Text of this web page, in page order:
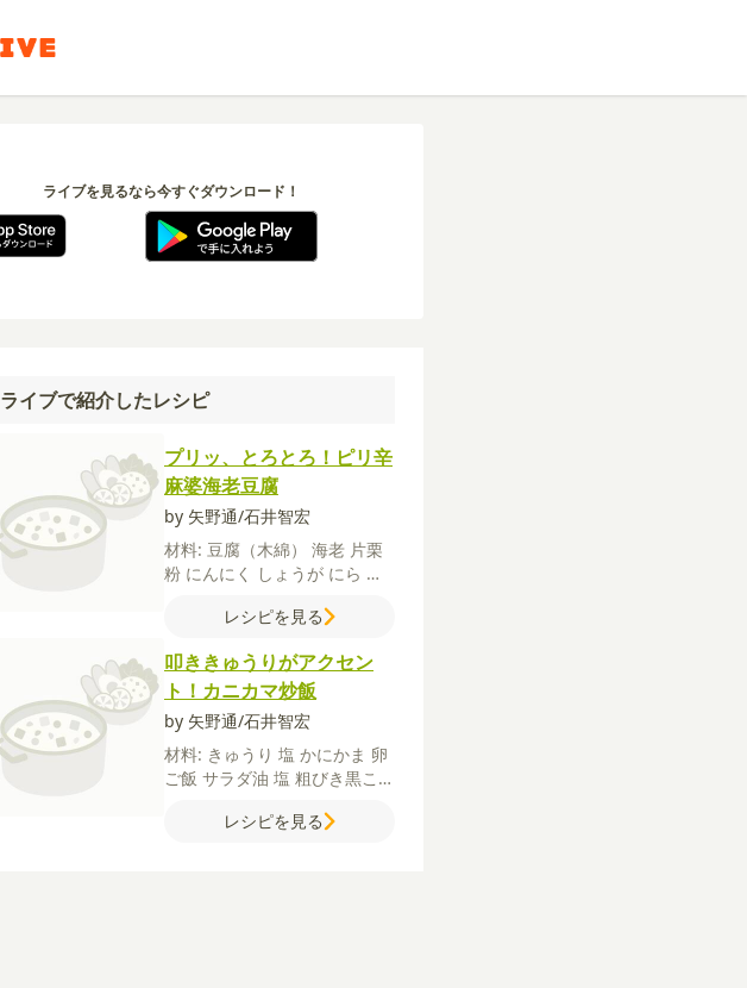
ライブを見るなら今すぐダウンロード！
ライブで紹介したレシピ
プリッ、とろとろ！ピリ辛
麻婆海老豆腐
by 矢野通/石井智宏
材料: 豆腐（木綿） 海老 片栗
粉 にんにく しょうが にら ご
花椒（粉）【水溶き片栗
糖
レシピを見る
叩ききゅうりがアクセン
ト！カニカマ炒飯
by 矢野通/石井智宏
材料: きゅうり 塩 かにかま 卵
ご飯 サラダ油 塩 粗びき黒こし
ープの素レシピを見る